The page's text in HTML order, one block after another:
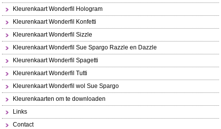
Kleurenkaart Wonderfil Hologram
Kleurenkaart Wonderfil Konfetti
Kleurenkaart Wonderfil Sizzle
Kleurenkaart Wonderfil Sue Spargo Razzle en Dazzle
Kleurenkaart Wonderfil Spagetti
Kleurenkaart Wonderfil Tutti
Kleurenkaart Wonderfil wol Sue Spargo
Kleurenkaarten om te downloaden
Links
Contact